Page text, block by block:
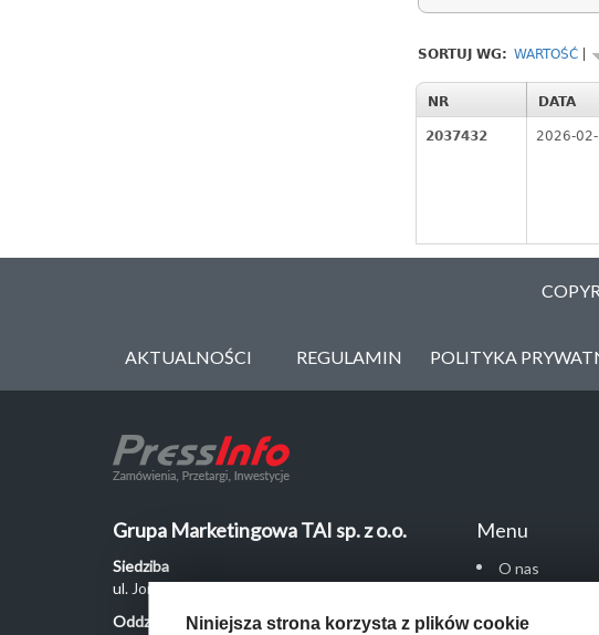
SORTUJ WG: WARTOŚĆ
NR DATA
2037432 2026-
AKTUALNOŚCI REGULAMIN POLITYKA
Grupa Marketingowa TAI sp. z o.o.
Siedziba
ul. Jordanowska 12, 04-204 Warszawa
Oddział Poznań
Menu
O nas
Niniejsza strona korzysta z plików cookie